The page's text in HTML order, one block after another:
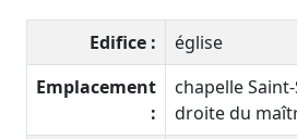
Edifice :
église
Emplacement
:
chapelle
droite du